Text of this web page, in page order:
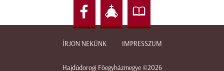
ÍRJON NEKÜNK IMPRESSZUM
Hajdúdorogi Főegyházmegye ©2026